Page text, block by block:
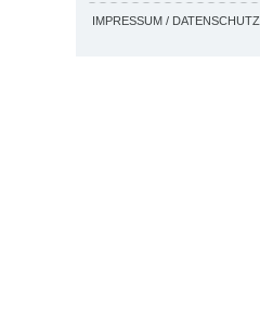
IMPRESSUM / DATENSCHUTZ